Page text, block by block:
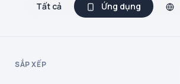
Tất cả Ứng dụng
SẮP XẾP